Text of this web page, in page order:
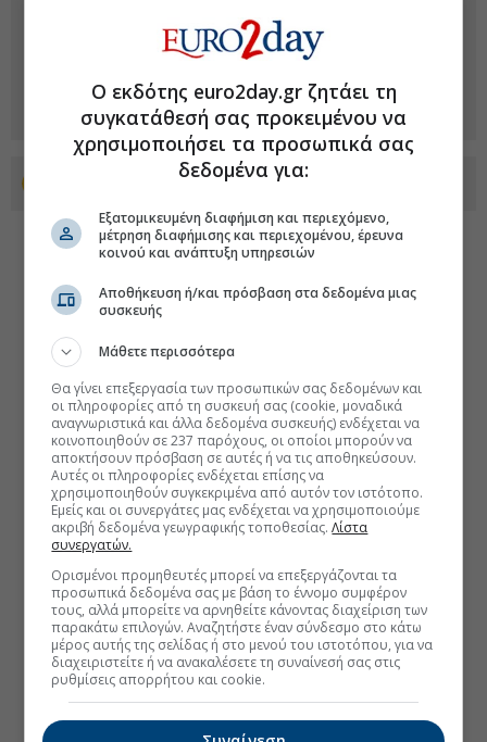
Προσθέστε το euro2day.gr στο Discover
Ο εκδότης euro2day.gr ζητάει τη
συγκατάθεσή σας προκειμένου να
χρησιμοποιήσει τα προσωπικά σας
δεδομένα για:
Εξατομικευμένη διαφήμιση και περιεχόμενο,
μέτρηση διαφήμισης και περιεχομένου, έρευνα
κοινού και ανάπτυξη υπηρεσιών
Αποθήκευση ή/και πρόσβαση στα δεδομένα μιας
συσκευής
Μάθετε περισσότερα
Θα γίνει επεξεργασία των προσωπικών σας δεδομένων και
οι πληροφορίες από τη συσκευή σας (cookie, μοναδικά
αναγνωριστικά και άλλα δεδομένα συσκευής) ενδέχεται να
κοινοποιηθούν σε 237 παρόχους, οι οποίοι μπορούν να
αποκτήσουν πρόσβαση σε αυτές ή να τις αποθηκεύσουν.
Αυτές οι πληροφορίες ενδέχεται επίσης να
χρησιμοποιηθούν συγκεκριμένα από αυτόν τον ιστότοπο.
Εμείς και οι συνεργάτες μας ενδέχεται να χρησιμοποιούμε
ακριβή δεδομένα γεωγραφικής τοποθεσίας.Λίστα
συνεργατών.
Ορισμένοι προμηθευτές μπορεί να επεξεργάζονται τα
προσωπικά δεδομένα σας με βάση το έννομο συμφέρον
τους, αλλά μπορείτε να αρνηθείτε κάνοντας διαχείριση των
παρακάτω επιλογών. Αναζητήστε έναν σύνδεσμο στο κάτω
μέρος αυτής της σελίδας ή στο μενού του ιστοτόπου, για να
διαχειριστείτε ή να ανακαλέσετε τη συναίνεσή σας στις
ρυθμίσεις απορρήτου και cookie.